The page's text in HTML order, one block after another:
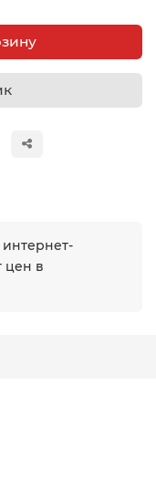
интернет-
цен в